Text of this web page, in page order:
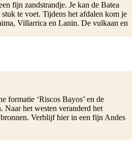
fijn zandstrandje. Je kan de Batea
te voet. Tijdens het afdalen kom je
Villarrica en Lanin. De vulkaan en
formatie ‘Riscos Bayos’ en de
Naar het westen veranderd het
bronnen. Verblijf hier in een fijn Andes